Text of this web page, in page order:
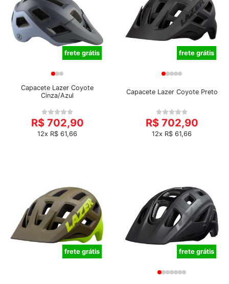
frete grátis
Capacete Lazer Coyote
Cinza/Azul
R$ 702,90
12x R$ 61,66
frete grátis
Capacete Lazer Coyote Preto
R$ 702,90
12x R$ 61,66
frete grátis frete grátis